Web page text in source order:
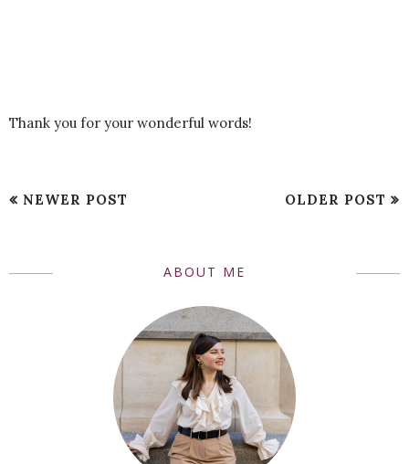
Thank you for your wonderful words!
NEWER POST OLDER POST
ABOUT ME